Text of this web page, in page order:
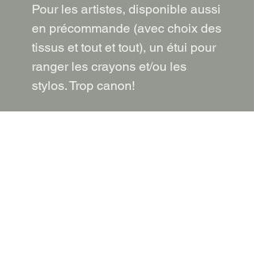
Pour les artistes, disponible aussi
en précommande (avec choix des
tissus et tout et tout), un étui pour
ranger les crayons et/ou les
stylos. Trop canon!